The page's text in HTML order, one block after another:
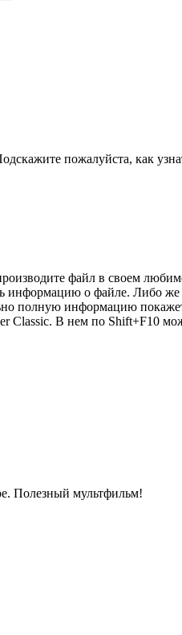
пожалуйста, как
файл в своем
информацию о файле. Либо же
полную информацию
Classic. В нем по Shift+F10
Полезный мультфильм!